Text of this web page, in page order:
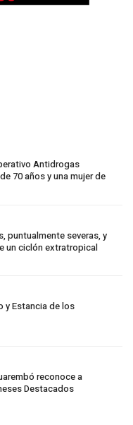
Antidrogas
70 años y una mujer de
puntualmente severas, y
un ciclón extratropical
y Estancia de los
reconoce a
Destacados